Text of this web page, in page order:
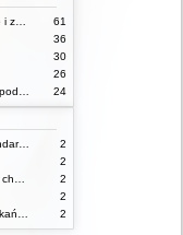
61
36
30
26
24
Stany zagrożenia życia: wybrane standardy opieki i procedury postępowania pielęgniarskiego
2
2
2
2
2